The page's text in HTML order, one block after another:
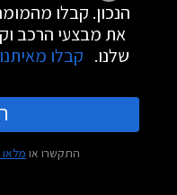
הנכון. קבלו
את מבצעי הרכב
שלנו. קבלו
התקשרו או